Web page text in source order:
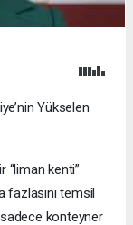
Yükselen
“liman kenti”
fazlasını temsil
konteyner